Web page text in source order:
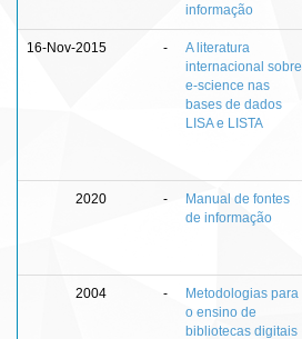
informação
16-Nov-2015 -
A literatura
internacional sobre
e-science nas
bases de dados
LISA e LISTA
2020 -
Manual de fontes
de informação
2004 -
Metodologias para
o ensino de
bibliotecas digitais